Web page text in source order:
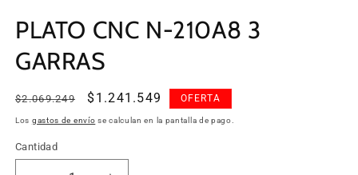
modal
PLATO CNC N-210A8 3
GARRAS
Precio
habitual
$2.069.249
Precio
de
$1.241.549 OFERTA
Los gastos de envío se calculan en la pantalla de pago.
Cantidad
Cantidad